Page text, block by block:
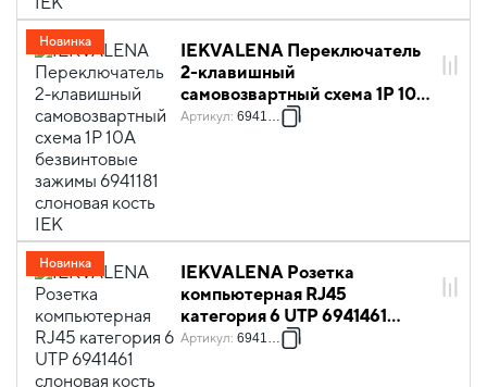
IEKVALENA Переключатель
2-клавишный
самовозвартный схема 1P 10А
безвинтовые зажимы 6941181
Артикул: 6941181
Новинка
IEKVALENA Розетка
компьютерная RJ45
категория 6 UTP 6941461
слоновая кость IEK
Артикул: 6941461
Новинка